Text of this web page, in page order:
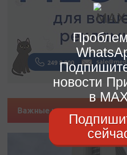
Важные новости
новости
в